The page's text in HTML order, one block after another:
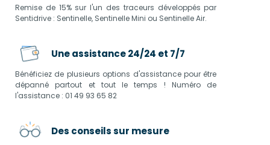
Remise de 15% sur l'un des traceurs développés par
Sentidrive : Sentinelle, Sentinelle Mini ou Sentinelle Air.
Une assistance 24/24 et 7/7
Bénéficiez de plusieurs options d'assistance pour être
dépanné partout et tout le temps ! Numéro de
l'assistance : 01 49 93 65 82
Des conseils sur mesure